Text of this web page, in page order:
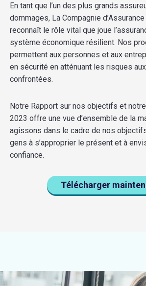
En tant que l’un des plus grands
dommages, La Compagnie
reconnaît le rôle vital que joue
système économique résilient. Nos
permettent aux personnes et aux
en sécurité en atténuant les risques
confrontées.
Notre Rapport sur nos objectifs et
2023 offre une vue d’ensemble de la
agissons dans le cadre de nos
gens à s’approprier le présent et à
confiance.
Télécharger